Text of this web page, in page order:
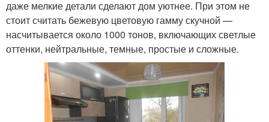
даже мелкие детали сделают дом уютнее. При этом не
стоит считать бежевую цветовую гамму скучной —
насчитывается около 1000 тонов, включающих светлые
оттенки, нейтральные, темные, простые и сложные.